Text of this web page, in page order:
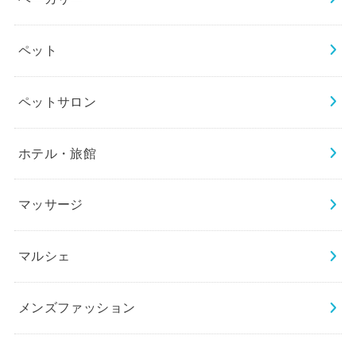
ペット
ペットサロン
ホテル・旅館
マッサージ
マルシェ
メンズファッション